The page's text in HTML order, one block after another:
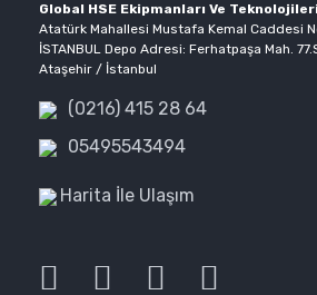
Global HSE Ekipmanları Ve
Atatürk Mahallesi Mustafa Kemal Caddesi
İSTANBUL Depo Adresi: Ferhatpaşa Mah.
Ataşehir / İstanbul
(0216) 415 28 64
05495543494
Harita İle Ulaşım